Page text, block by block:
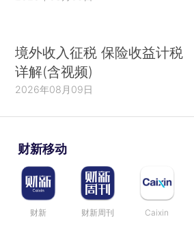
境外收入征税 保险收益计税
详解(含视频)
2026年08月09日
财新移动
财新 财新周刊 Caixin